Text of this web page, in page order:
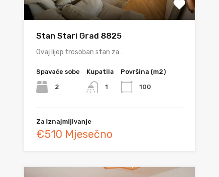
Stan Stari Grad 8825
Ovaj lijep trosoban stan za…
Spavaće sobe
2
Kupatila
1
Površina (m2)
100
Za iznajmljivanje
€510 Mjesečno